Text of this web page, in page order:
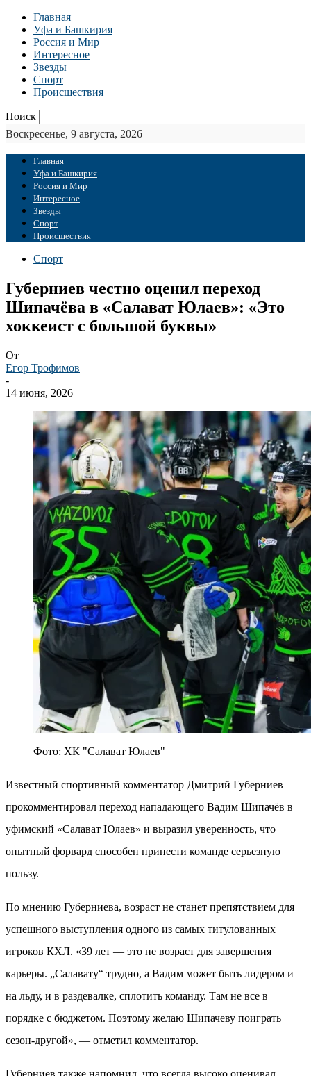
Главная
Уфа и Башкирия
Россия и Мир
Интересное
Звезды
Спорт
Происшествия
Поиск
Воскресенье, 9 августа, 2026
Главная
Уфа и Башкирия
Россия и Мир
Интересное
Звезды
Спорт
Происшествия
Спорт
Губерниев честно оценил переход
Шипачёва в «Салават Юлаев»: «Это
хоккеист с большой буквы»
От
Егор Трофимов
-
14 июня, 2026
Фото: ХК "Салават Юлаев"
Известный спортивный комментатор Дмитрий Губерниев
прокомментировал переход нападающего Вадим Шипачёв в
уфимский «Салават Юлаев» и выразил уверенность, что
опытный форвард способен принести команде серьезную
пользу.
По мнению Губерниева, возраст не станет препятствием для
успешного выступления одного из самых титулованных
игроков КХЛ. «39 лет — это не возраст для завершения
карьеры. „Салавату“ трудно, а Вадим может быть лидером и
на льду, и в раздевалке, сплотить команду. Там не все в
порядке с бюджетом. Поэтому желаю Шипачеву поиграть
сезон-другой», — отметил комментатор.
Губерниев также напомнил, что всегда высоко оценивал